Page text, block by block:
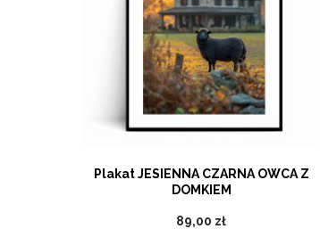
Plakat JESIENNA CZARNA OWCA Z
DOMKIEM
89,00 zł